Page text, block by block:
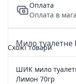
Оплата
Оплата в
Мило
Схожі товари
ШИК мило
Лимон 70гр